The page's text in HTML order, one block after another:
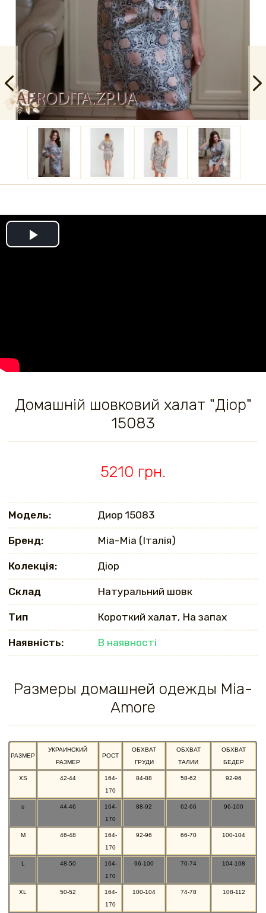
Play
Домашній шовковий халат "Діор"
15083
5210 грн.
Модель: Диор 15083
Бренд: Mia-Mia (Італія)
Колекція: Діор
Склад Натуральний шовк
Тип Короткий халат, На запах
Наявність: В наявності
Размеры домашней одежды Mia-
Amore
РАЗМЕР
УКРАИНСКИЙ
РАЗМЕР
РОСТ
ОБХВАТ
ГРУДИ
ОБХВАТ
ТАЛИИ
ОБХВАТ
БЕДЕР
XS 42-44
164-
170
84-88 58-62 92-96
s 44-46
164-
170
88-92 62-66 96-100
M 46-48
164-
170
92-96 66-70 100-104
L 48-50
164-
170
96-100 70-74 104-108
XL 50-52
164-
170
100-104 74-78 108-112